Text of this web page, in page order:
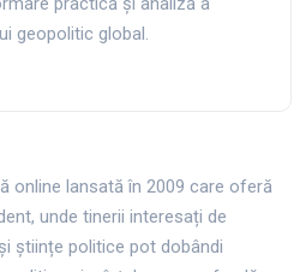
geopolitic global.
online lansată în 2009 care oferă
unde tinerii interesați de
științe politice pot dobândi